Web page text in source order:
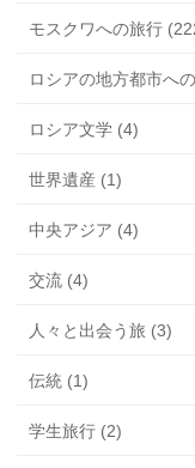
モスクワへの旅行
ロシアの地方都市へ
ロシア文学 (4)
世界遺産 (1)
中央アジア (4)
交流 (4)
人々と出会う旅 (3)
伝統 (1)
学生旅行 (2)